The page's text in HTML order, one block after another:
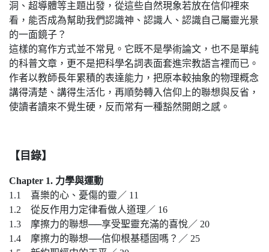
洞、超導體等主題出發，從這些自然現象若放在信仰裡來
看，能否成為幫助我們認識神、認識人、認識自己屬靈光景
的一面鏡子？
這樣的寫作方式並不常見。它既不是學術論文，也不是單純
的科普文章，更不是把科學名詞表面套進宗教語言裡而已。
作者以教師長年累積的表達能力，把原本較抽象的物理概念
講得清楚、講得生活化，再順勢轉入信仰上的聯想與反省，
使讀者讀來不覺生硬，反而常有一種豁然開朗之感。
【目錄】
Chapter 1. 力學與運動
1.1 喜樂的心、憂傷的靈／ 11
1.2 從反作用力定律看做人道理／ 16
1.3 摩擦力的聯想──享受聖靈充滿的喜悅／ 20
1.4 摩擦力的聯想──信仰根基穩固嗎？／ 25